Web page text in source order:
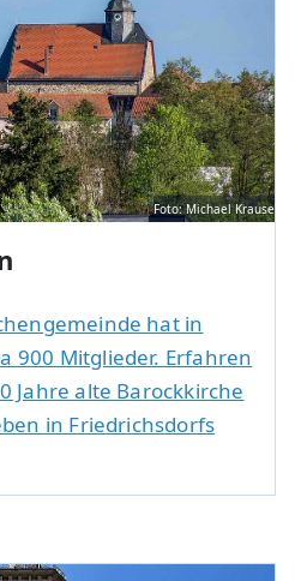
Foto: Michael Krause
hat in
900 Mitglieder. Erfahren
Jahre alte Barockkirche
in Friedrichsdorfs